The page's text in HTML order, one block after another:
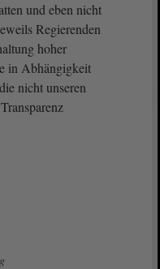
und eben nicht
Regierenden
hoher
in Abhängigkeit
nicht unseren